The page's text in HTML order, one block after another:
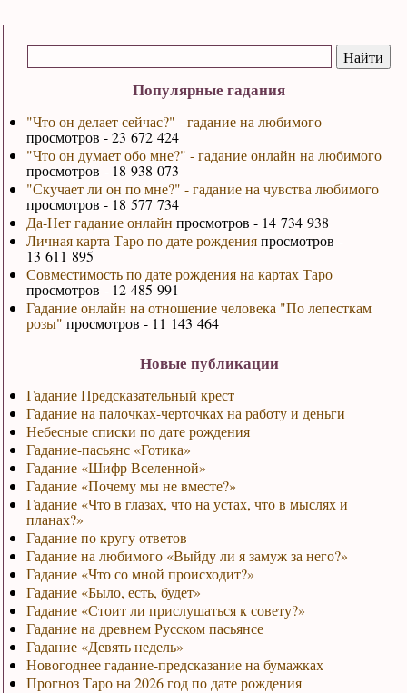
Популярные гадания
"Что он делает сейчас?" - гадание на любимого
просмотров - 23 672 424
"Что он думает обо мне?" - гадание онлайн на любимого
просмотров - 18 938 073
"Скучает ли он по мне?" - гадание на чувства любимого
просмотров - 18 577 734
Да-Нет гадание онлайн просмотров - 14 734 938
Личная карта Таро по дате рожденияпросмотров -
13 611 895
Совместимость по дате рождения на картах Таро
просмотров - 12 485 991
Гадание онлайн на отношение человека "По лепесткам
розы" просмотров - 11 143 464
Новые публикации
Гадание Предсказательный крест
Гадание на палочках-черточках на работу и деньги
Небесные списки по дате рождения
Гадание-пасьянс «Готика»
Гадание «Шифр Вселенной»
Гадание «Почему мы не вместе?»
Гадание «Что в глазах, что на устах, что в мыслях и
планах?»
Гадание по кругу ответов
Гадание на любимого «Выйду ли я замуж за него?»
Гадание «Что со мной происходит?»
Гадание «Было, есть, будет»
Гадание «Стоит ли прислушаться к совету?»
Гадание на древнем Русском пасьянсе
Гадание «Девять недель»
Новогоднее гадание-предсказание на бумажках
Прогноз Таро на 2026 год по дате рождения